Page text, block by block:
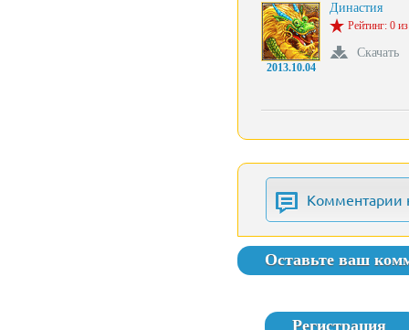
2013.10.04
Династия
Рейтинг: 0
Скачать
Комментарии
Оставьте ваш
Регистрация